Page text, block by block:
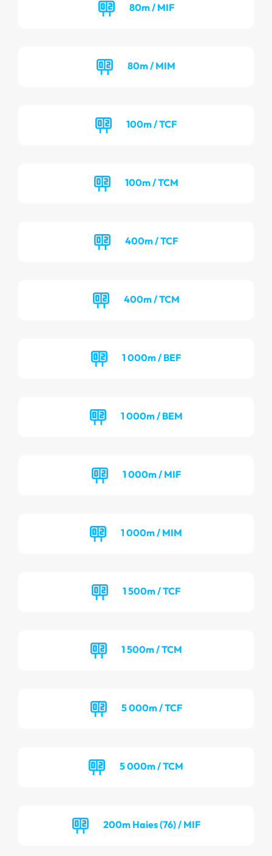
80m / MIF
80m / MIM
100m / TCF
100m / TCM
400m / TCF
400m / TCM
1 000m / BEF
1 000m / BEM
1 000m / MIF
1 000m / MIM
1 500m / TCF
1 500m / TCM
5 000m / TCF
5 000m / TCM
200m Haies (76) / MIF